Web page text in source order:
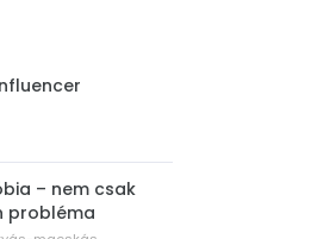
– nem csak
probléma